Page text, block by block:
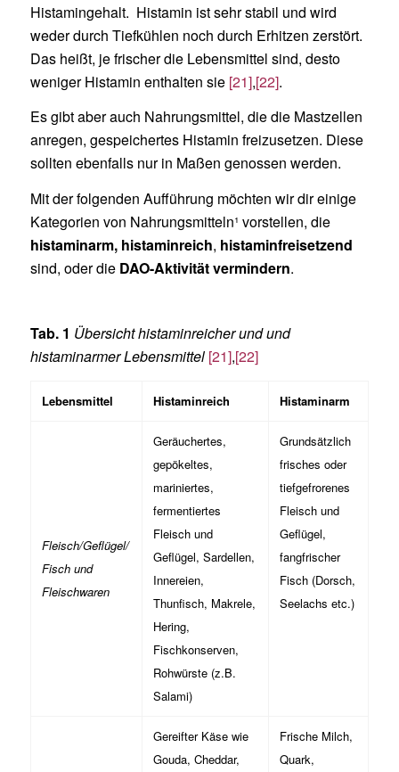
Histamingehalt. Histamin ist sehr stabil und wird
weder durch Tiefkühlen noch durch Erhitzen zerstört.
Das heißt, je frischer die Lebensmittel sind, desto
weniger Histamin enthalten sie [21],[22].
Es gibt aber auch Nahrungsmittel, die die Mastzellen
anregen, gespeichertes Histamin freizusetzen. Diese
sollten ebenfalls nur in Maßen genossen werden.
Mit der folgenden Aufführung möchten wir dir einige
Kategorien von Nahrungsmitteln¹ vorstellen, die
histaminarm, histaminreich, histaminfreisetzend
sind, oder die DAO-Aktivität vermindern.
Tab. 1 Übersicht histaminreicher und und
histaminarmer Lebensmittel [21],[22]
Lebensmittel Histaminreich Histaminarm
Fleisch/Geflügel/
Fisch und
Fleischwaren
Geräuchertes,
gepökeltes,
mariniertes,
fermentiertes
Fleisch und
Geflügel, Sardellen,
Innereien,
Thunfisch, Makrele,
Hering,
Fischkonserven,
Rohwürste (z.B.
Salami)
Grundsätzlich
frisches oder
tiefgefrorenes
Fleisch und
Geflügel,
fangfrischer
Fisch (Dorsch,
Seelachs etc.)
Gereifter Käse wie
Gouda, Cheddar,
Frische Milch,
Quark,